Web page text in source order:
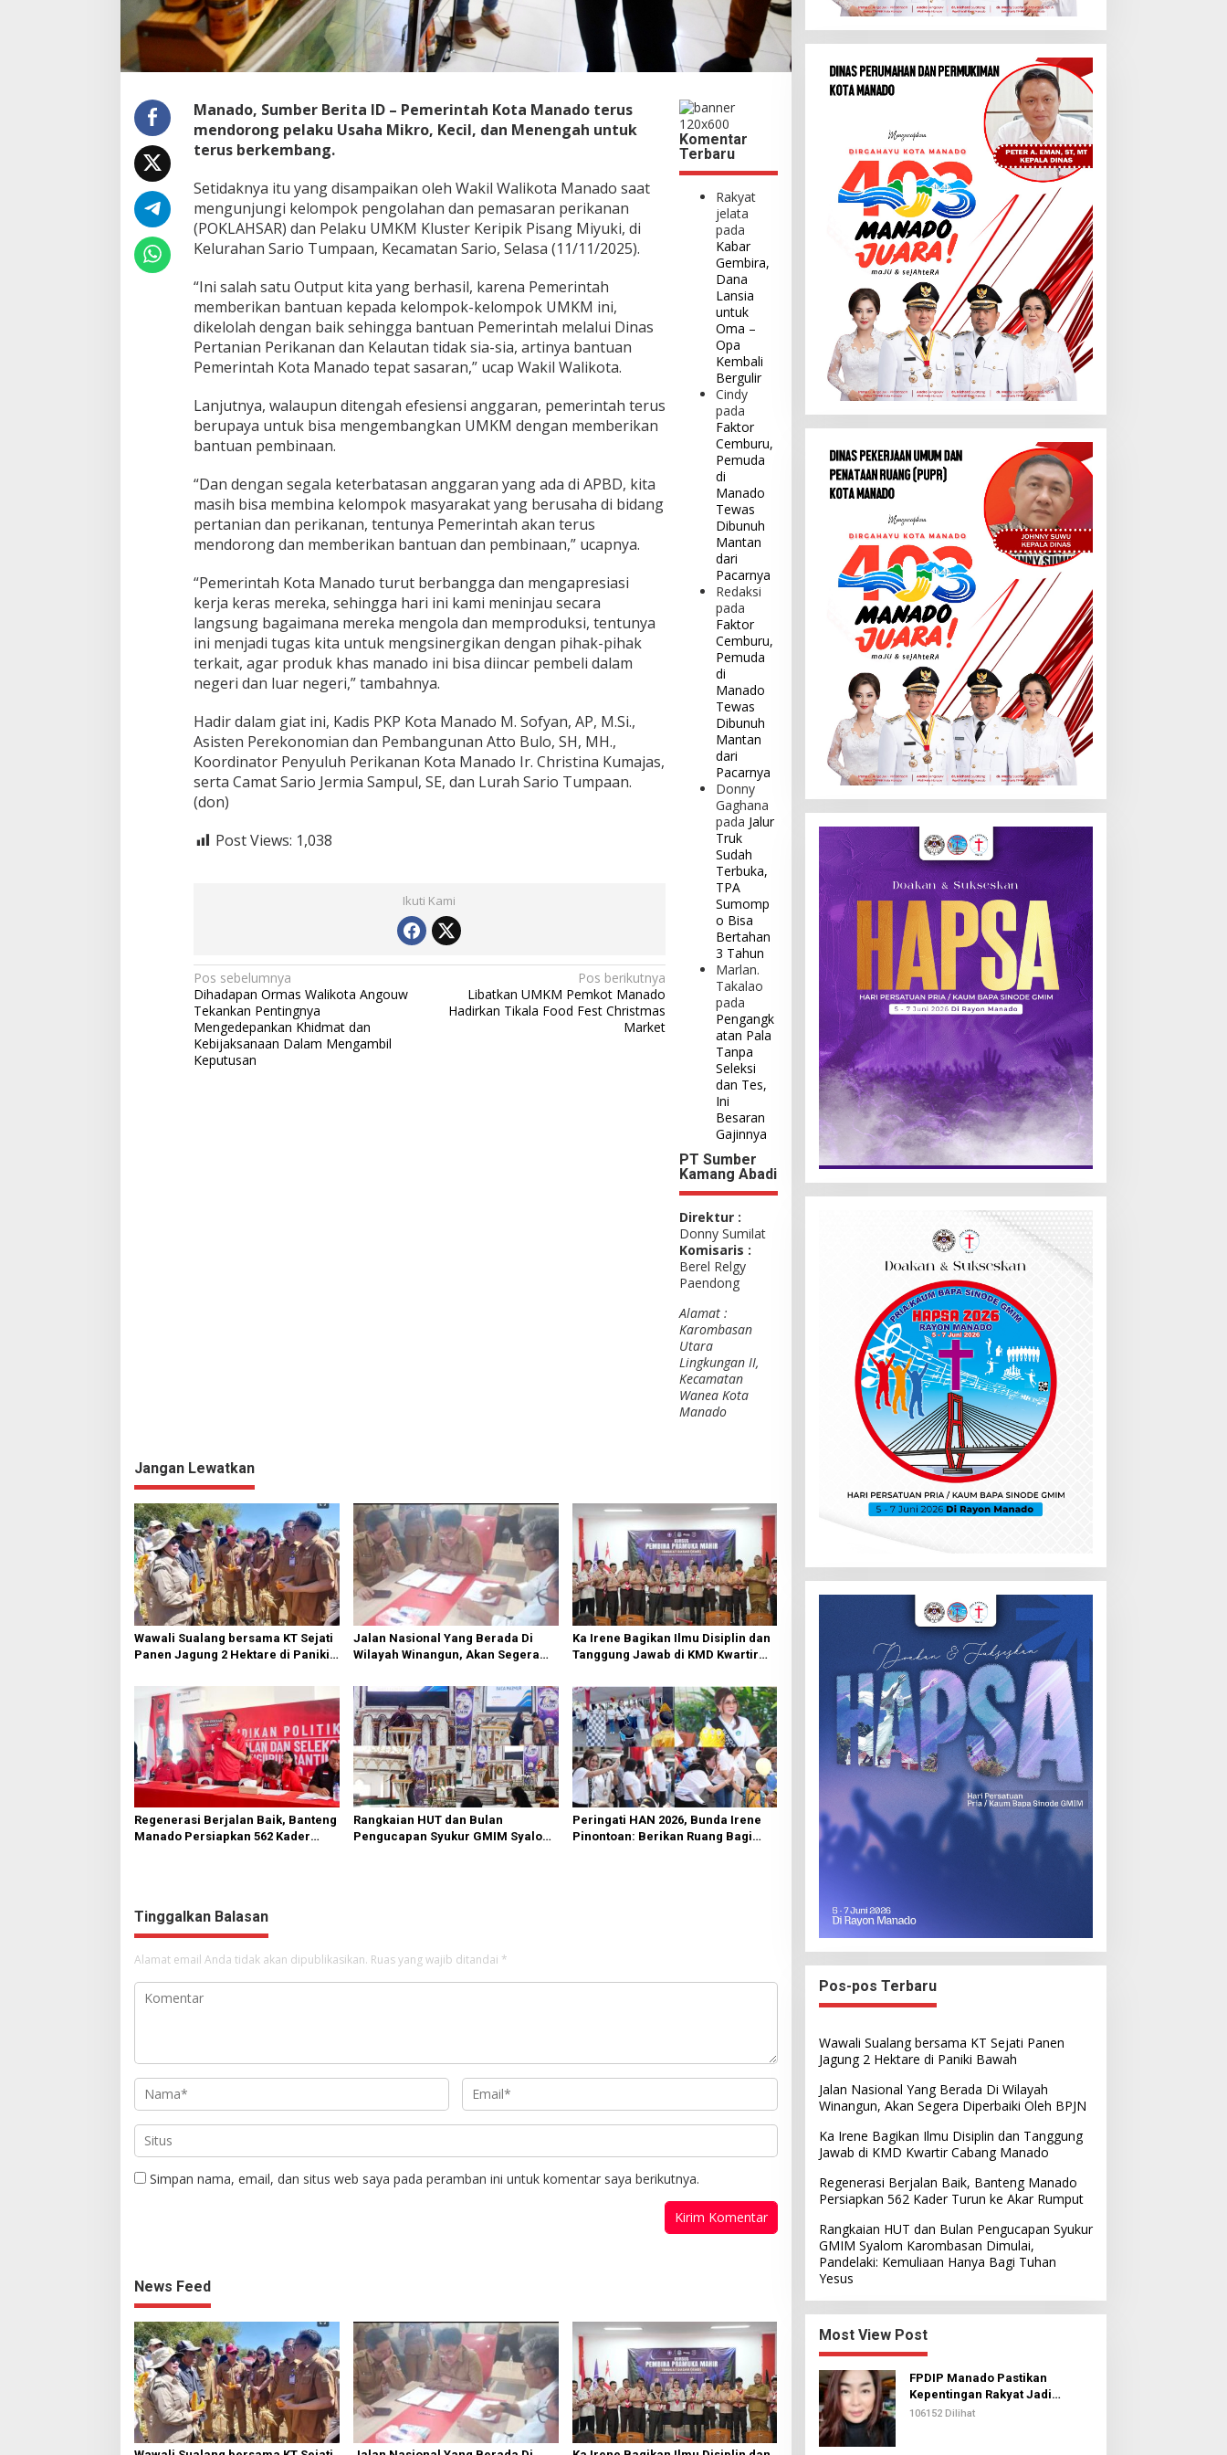
M
U
n
t
B
e
r
m
b
a
n
Manado, Sumber Berita ID – Pemerintah Kota Manado terus
mendorong pelaku Usaha Mikro, Kecil, dan Menengah untuk
terus berkembang.
Setidaknya itu yang disampaikan oleh Wakil Walikota Manado saat
mengunjungi kelompok pengolahan dan pemasaran perikanan
(POKLAHSAR) dan Pelaku UMKM Kluster Keripik Pisang Miyuki, di
Kelurahan Sario Tumpaan, Kecamatan Sario, Selasa (11/11/2025).
“Ini salah satu Output kita yang berhasil, karena Pemerintah
memberikan bantuan kepada kelompok-kelompok UMKM ini,
dikelolah dengan baik sehingga bantuan Pemerintah melalui Dinas
Pertanian Perikanan dan Kelautan tidak sia-sia, artinya bantuan
Pemerintah Kota Manado tepat sasaran,” ucap Wakil Walikota.
Lanjutnya, walaupun ditengah efesiensi anggaran, pemerintah terus
berupaya untuk bisa mengembangkan UMKM dengan memberikan
bantuan pembinaan.
“Dan dengan segala keterbatasan anggaran yang ada di APBD, kita
masih bisa membina kelompok masyarakat yang berusaha di bidang
pertanian dan perikanan, tentunya Pemerintah akan terus
mendorong dan memberikan bantuan dan pembinaan,” ucapnya.
“Pemerintah Kota Manado turut berbangga dan mengapresiasi
kerja keras mereka, sehingga hari ini kami meninjau secara
langsung bagaimana mereka mengola dan memproduksi, tentunya
ini menjadi tugas kita untuk mengsinergikan dengan pihak-pihak
terkait, agar produk khas manado ini bisa diincar pembeli dalam
negeri dan luar negeri,” tambahnya.
Hadir dalam giat ini, Kadis PKP Kota Manado M. Sofyan, AP, M.Si.,
Asisten Perekonomian dan Pembangunan Atto Bulo, SH, MH.,
Koordinator Penyuluh Perikanan Kota Manado Ir. Christina Kumajas,
serta Camat Sario Jermia Sampul, SE, dan Lurah Sario Tumpaan.
(don)
Post Views: 1,038
Ikuti Kami
N
a
v
i
Pos sebelumnya
Dihadapan Ormas Walikota Angouw
Tekankan Pentingnya
Mengedepankan Khidmat dan
Kebijaksanaan Dalam Mengambil
Keputusan
Pos berikutnya
Libatkan UMKM Pemkot Manado
Hadirkan Tikala Food Fest Christmas
Market
Komentar
Terbaru
Rakyat
jelata
pada
Kabar
Gembira,
Dana
Lansia
untuk
Oma –
Opa
Kembali
Bergulir
Cindy
pada
Faktor
Cemburu,
Pemuda
di
Manado
Tewas
Dibunuh
Mantan
dari
Pacarnya
Redaksi
pada
Faktor
Cemburu,
Pemuda
di
Manado
Tewas
Dibunuh
Mantan
dari
Pacarnya
Donny
Gaghana
pada Jalur
Truk
Sudah
Terbuka,
TPA
Sumomp
o Bisa
Bertahan
3 Tahun
Marlan.
Takalao
pada
Pengangk
atan Pala
Tanpa
Seleksi
dan Tes,
Ini
Besaran
Gajinnya
PT Sumber
Kamang Abadi
Direktur :
Donny Sumilat
Komisaris :
Berel Relgy
Paendong
Alamat :
Karombasan
Utara
Lingkungan II,
Kecamatan
Wanea Kota
Manado
Jangan Lewatkan
Wawali Sualang bersama KT Sejati
Panen Jagung 2 Hektare di Paniki
Jalan Nasional Yang Berada Di
Wilayah Winangun, Akan Segera
Ka Irene Bagikan Ilmu Disiplin dan
Tanggung Jawab di KMD Kwartir
Regenerasi Berjalan Baik, Banteng
Manado Persiapkan 562 Kader
Rangkaian HUT dan Bulan
Pengucapan Syukur GMIM Syalom
Peringati HAN 2026, Bunda Irene
Pinontoan: Berikan Ruang Bagi
Tinggalkan Balasan
Alamat email Anda tidak akan dipublikasikan. Ruas yang wajib ditandai *
Simpan nama, email, dan situs web saya pada peramban ini untuk komentar saya berikutnya.
News Feed
Pos-pos Terbaru
Wawali Sualang bersama KT Sejati Panen
Jagung 2 Hektare di Paniki Bawah
Jalan Nasional Yang Berada Di Wilayah
Winangun, Akan Segera Diperbaiki Oleh BPJN
Ka Irene Bagikan Ilmu Disiplin dan Tanggung
Jawab di KMD Kwartir Cabang Manado
Regenerasi Berjalan Baik, Banteng Manado
Persiapkan 562 Kader Turun ke Akar Rumput
Rangkaian HUT dan Bulan Pengucapan Syukur
GMIM Syalom Karombasan Dimulai,
Pandelaki: Kemuliaan Hanya Bagi Tuhan
Yesus
Most View Post
FPDIP Manado Pastikan
Kepentingan Rakyat Jadi
Prioritas Dalam Perjuangan
106152 Dilihat